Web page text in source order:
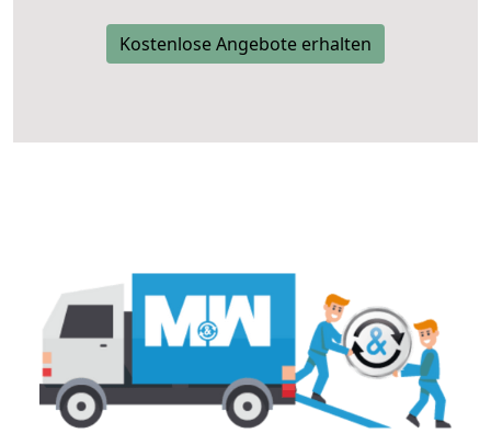
Kostenlose Angebote erhalten